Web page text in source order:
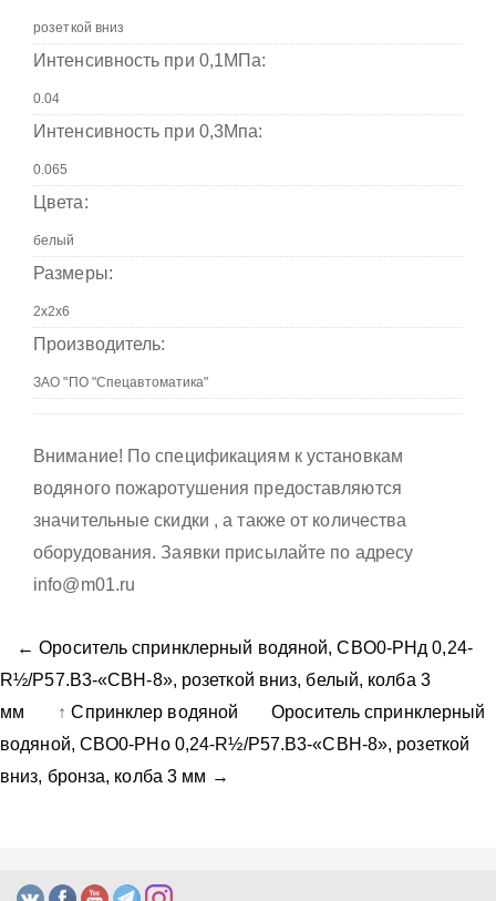
Интенсивность при 0,1МПа:
Интенсивность при 0,3Мпа:
Цвета:
Размеры:
Производитель:
Внимание! По спецификациям к установкам
водяного пожаротушения предоставляются
значительные скидки , а также от количества
оборудования. Заявки присылайте по адресу
info@m01.ru
← Ороситель спринклерный водяной, CBO0-PНд 0,24-
R½/P57.B3-«CBН-8», розеткой вниз, белый, колба 3
мм
↑Спринклер водяной
Ороситель спринклерный
водяной, CBO0-PНо 0,24-R½/P57.B3-«CBН-8», розеткой
вниз, бронза, колба 3 мм →